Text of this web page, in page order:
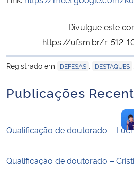
Gabinete de Segurança Institucional
Advocacia-Geral da União
Banco Central do Brasil
Planalto
Divulgue este
https://ufsm.br/r-512-
Registrado em
DEFESAS DESTAQUES
Publicações
Qualificação de doutorado –
Qualificação de doutorado –